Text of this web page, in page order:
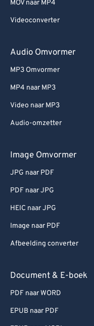
MOV naar MP4
Videoconverter
Audio Omvormer
MP3 Omvormer
MP4 naar MP3
Video naar MP3
Audio-omzetter
Image Omvormer
JPG naar PDF
PDF naar JPG
HEIC naar JPG
Image naar PDF
Afbeelding converter
Document & E-boek
PDF naar WORD
EPUB naar PDF